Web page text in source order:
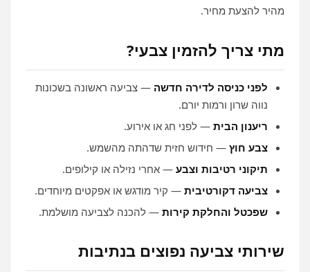
מהיר להצעת מחיר.
מתי צריך להזמין צבעי?
לפני כניסה לדירה חדשה — צביעה ראשונה בשכונות
נווה שרון ורמות יורם.
ריענון הבית — לפני חג או אירוע.
צבע חוץ — חידוש חזית שדהתה מהשמש.
תיקוני רטיבות וצבע — אחרי נזילה או קילופים.
צביעה דקורטיבית — קיר מודגש או אפקטים מיוחדים.
שפכטל והחלקת קירות — להכנה לצביעה מושלמת.
שירותי צביעה נפוצים בנתיבות